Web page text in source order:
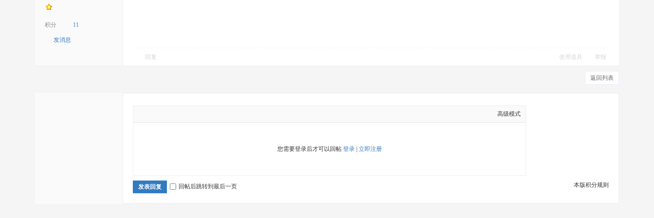
积分 11
发消息
回复 使用道具 举报
返回列表
高级模式
您需要登录后才可以回帖 登录| 立即注册
本版积分规则
发表回复 回帖后跳转到最后一页